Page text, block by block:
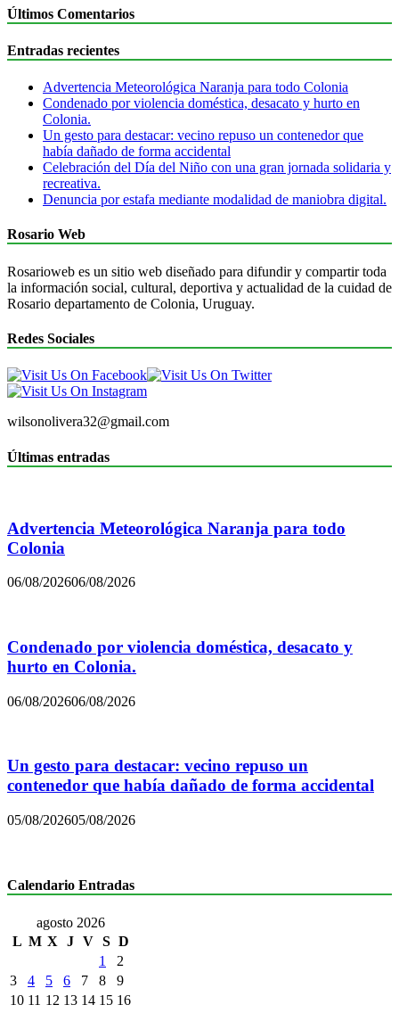
Últimos Comentarios
Entradas recientes
Advertencia Meteorológica Naranja para todo Colonia
Condenado por violencia doméstica, desacato y hurto en
Colonia.
Un gesto para destacar: vecino repuso un contenedor que
había dañado de forma accidental
Celebración del Día del Niño con una gran jornada solidaria y
recreativa.
Denuncia por estafa mediante modalidad de maniobra digital.
Rosario Web
Rosarioweb es un sitio web diseñado para difundir y compartir toda
la información social, cultural, deportiva y actualidad de la cuidad de
Rosario departamento de Colonia, Uruguay.
Redes Sociales
wilsonolivera32@gmail.com
Últimas entradas
Advertencia Meteorológica Naranja para todo
Colonia
06/08/202606/08/2026
Condenado por violencia doméstica, desacato y
hurto en Colonia.
06/08/202606/08/2026
Un gesto para destacar: vecino repuso un
contenedor que había dañado de forma accidental
05/08/202605/08/2026
Calendario Entradas
agosto 2026
L M X J V S D
1
2
3
4 5 6 7 8
9
10 11 12 13 14 15 16